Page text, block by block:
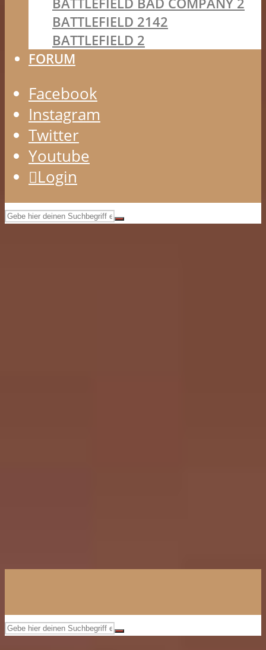
BATTLEFIELD 2142
BATTLEFIELD 2
FORUM
Facebook
Instagram
Twitter
Youtube
Login